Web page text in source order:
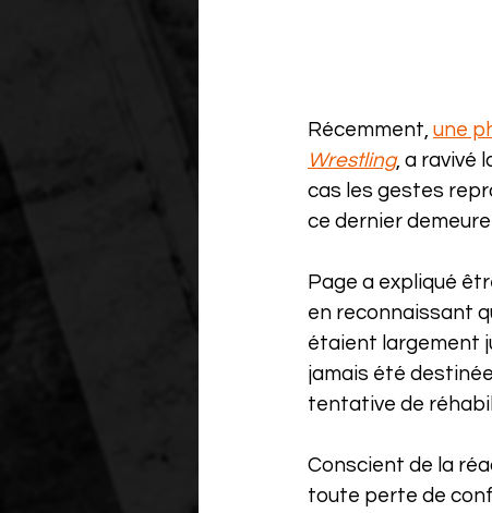
Récemment, une
Wrestling, a ravivé
cas les gestes
ce dernier
Page a expliqué
en reconnaissant
étaient largement
jamais été
tentative de
Conscient de la
toute perte de